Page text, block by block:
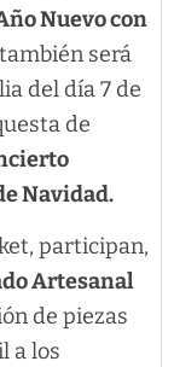
Nuevo con
será
del día 7 de
de
Navidad.
participan,
Artesanal
de piezas
a los